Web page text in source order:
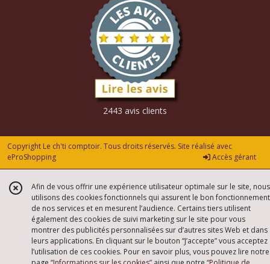
2443 avis clients
Copyright Le ch'ti comptoir. Tous droits réservés. Site réalisé avec
eProShopping
Accès gérant
Afin de vous offrir une expérience utilisateur optimale sur le site, nous
utilisons des cookies fonctionnels qui assurent le bon fonctionnement
de nos services et en mesurent l’audience. Certains tiers utilisent
également des cookies de suivi marketing sur le site pour vous
montrer des publicités personnalisées sur d’autres sites Web et dans
leurs applications. En cliquant sur le bouton “J’accepte” vous acceptez
l’utilisation de ces cookies. Pour en savoir plus, vous pouvez lire notre